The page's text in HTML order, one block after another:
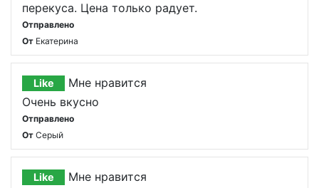
перекуса. Цена только радует.
Отправлено
От Екатерина
Like
Мне нравится
Очень вкусно
Отправлено
От Серый
Like
Мне нравится